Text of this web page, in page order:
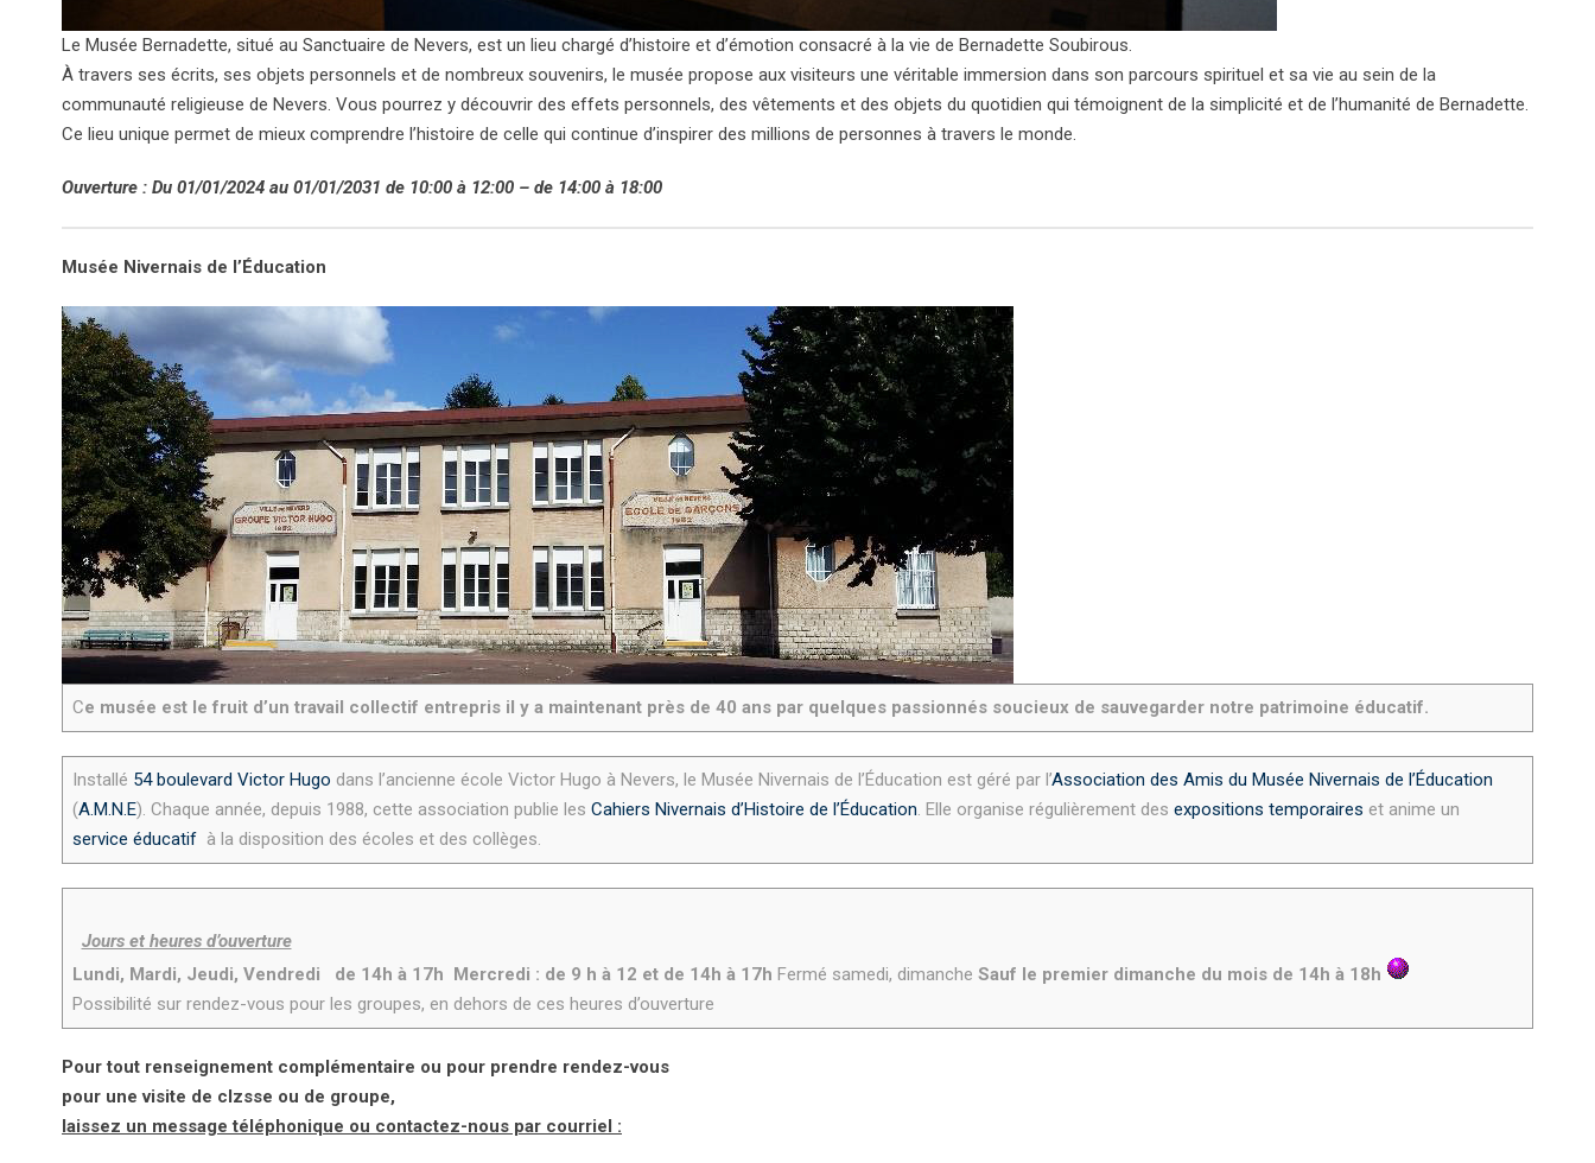
Le Musée Bernadette, situé au Sanctuaire de Nevers, est un lieu chargé d’histoire et d’émotion consacré à la vie de Bernadette Soubirous.
À travers ses écrits, ses objets personnels et de nombreux souvenirs, le musée propose aux visiteurs une véritable immersion dans son parcours spirituel et sa vie au sein de la
communauté religieuse de Nevers. Vous pourrez y découvrir des effets personnels, des vêtements et des objets du quotidien qui témoignent de la simplicité et de l’humanité de Bernadette.
Ce lieu unique permet de mieux comprendre l’histoire de celle qui continue d’inspirer des millions de personnes à travers le monde.
Ouverture : Du 01/01/2024 au 01/01/2031 de 10:00 à 12:00 – de 14:00 à 18:00
Musée Nivernais de l’Éducation
Ce musée est le fruit d’un travail collectif entrepris il y a maintenant près de 40 ans par quelques passionnés soucieux de sauvegarder notre patrimoine éducatif.
Installé 54 boulevard Victor Hugo dans l’ancienne école Victor Hugo à Nevers, le Musée Nivernais de l’Éducation est géré par l’Association des Amis du Musée Nivernais de l’Éducation
(A.M.N.E). Chaque année, depuis 1988, cette association publie les Cahiers Nivernais d’Histoire de l’Éducation. Elle organise régulièrement des expositions temporaires et anime un
service éducatifà la disposition des écoles et des collèges.
Jours et heures d’ouverture
Lundi, Mardi, Jeudi, Vendredi de 14h à 17h Mercredi : de 9 h à 12 et de 14h à 17h Fermé samedi, dimanche Sauf le premier dimanche du mois de 14h à 18h
Possibilité sur rendez-vous pour les groupes, en dehors de ces heures d’ouverture
Pour tout renseignement complémentaire ou pour prendre rendez-vous
pour une visite de clzsse ou de groupe,
laissez un message téléphonique ou contactez-nous par courriel :